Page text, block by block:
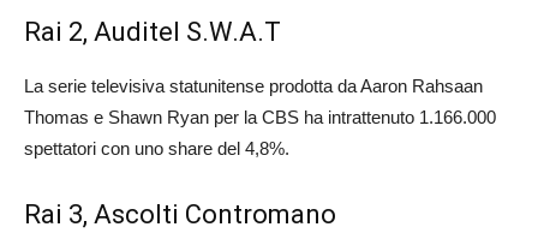
Rai 2, Auditel S.W.A.T
La serie televisiva statunitense prodotta da Aaron Rahsaan
Thomas e Shawn Ryan per la CBS ha intrattenuto 1.166.000
spettatori con uno share del 4,8%.
Rai 3, Ascolti Contromano